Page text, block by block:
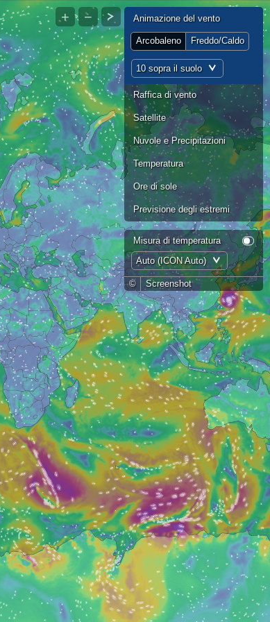
Misura di temperatura
Auto (ICON Auto)
© Screenshot
Animazione del vento
Arcobaleno Freddo/Caldo
10 sopra il suolo
Raffica di vento
Satellite
Nuvole e Precipitazioni
Temperatura
Ore di sole
Previsione degli estremi
+ −